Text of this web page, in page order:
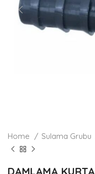
Home Sulama Grubu
DAMLAMA